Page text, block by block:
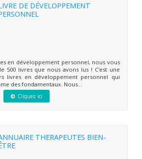
DE DÉVELOPPEMENT
en développement personnel, nous vous
500 livres que nous avons lus ! C'est une
livres en développement personnel qui
des fondamentaux. Nous...
Cliquez ici
THERAPEUTES BIEN-